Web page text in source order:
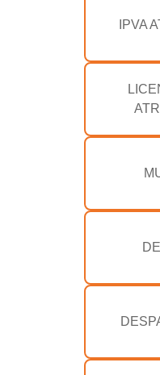
IPVA